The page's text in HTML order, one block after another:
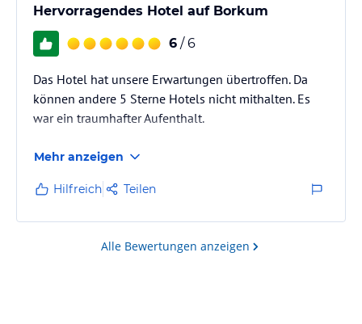
Hervorragendes Hotel auf Borkum
6 / 6
Das Hotel hat unsere Erwartungen übertroffen. Da
können andere 5 Sterne Hotels nicht mithalten. Es
war ein traumhafter Aufenthalt.
Mehr anzeigen
Hilfreich Teilen
Alle Bewertungen anzeigen